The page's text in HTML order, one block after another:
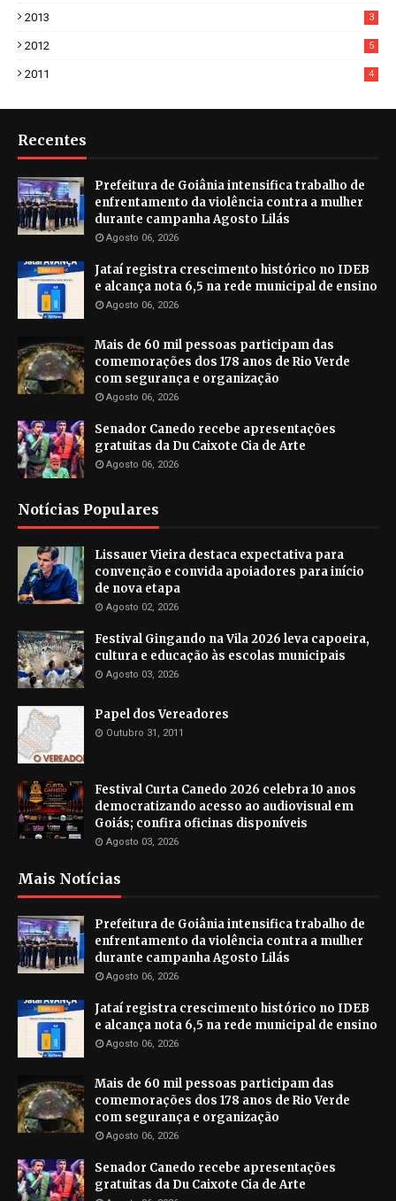
2013 3
2012 5
2011 4
Recentes
Prefeitura de Goiânia intensifica trabalho de
enfrentamento da violência contra a mulher
durante campanha Agosto Lilás
Agosto 06, 2026
Jataí registra crescimento histórico no IDEB
e alcança nota 6,5 na rede municipal de ensino
Agosto 06, 2026
Mais de 60 mil pessoas participam das
comemorações dos 178 anos de Rio Verde
com segurança e organização
Agosto 06, 2026
Senador Canedo recebe apresentações
gratuitas da Du Caixote Cia de Arte
Agosto 06, 2026
Notícias Populares
Lissauer Vieira destaca expectativa para
convenção e convida apoiadores para início
de nova etapa
Agosto 02, 2026
Festival Gingando na Vila 2026 leva capoeira,
cultura e educação às escolas municipais
Agosto 03, 2026
Papel dos Vereadores
Outubro 31, 2011
Festival Curta Canedo 2026 celebra 10 anos
democratizando acesso ao audiovisual em
Goiás; confira oficinas disponíveis
Agosto 03, 2026
Mais Notícias
Prefeitura de Goiânia intensifica trabalho de
enfrentamento da violência contra a mulher
durante campanha Agosto Lilás
Agosto 06, 2026
Jataí registra crescimento histórico no IDEB
e alcança nota 6,5 na rede municipal de ensino
Agosto 06, 2026
Mais de 60 mil pessoas participam das
comemorações dos 178 anos de Rio Verde
com segurança e organização
Agosto 06, 2026
Senador Canedo recebe apresentações
gratuitas da Du Caixote Cia de Arte